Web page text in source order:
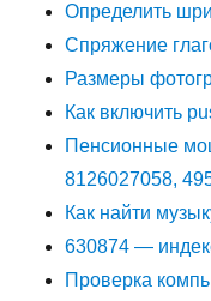
Определить
Спряжение
Размеры
Как включить
Пенсионные
8126027058,
Как найти
630874 —
Проверка